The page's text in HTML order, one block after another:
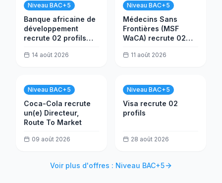
Niveau BAC+5
Banque africaine de
développement
recrute 02 profils
IA et Développeur de
14 août 2026
Niveau BAC+5
Médecins Sans
Frontières (MSF
WaCA) recrute 02
11 août 2026
Niveau BAC+5
Coca-Cola recrute
un(e) Directeur,
Route To Market
09 août 2026
Niveau BAC+5
Visa recrute 02
profils
28 août 2026
Voir plus d'offres : Niveau BAC+5